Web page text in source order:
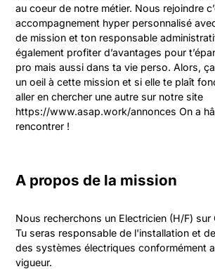
au coeur de notre métier. Nous rejoindre
accompagnement hyper personnalisé
de mission et ton responsable
également profiter d’avantages pour
pro mais aussi dans ta vie perso. Alors,
un oeil à cette mission et si elle te plaît
aller en chercher une autre sur notre site
https://www.asap.work/annonces On a
rencontrer !
A propos de la mission
Nous recherchons un Electricien (H/F)
Tu seras responsable de l'installation et
des systèmes électriques conformément
vigueur.